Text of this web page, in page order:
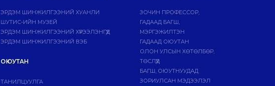
ЭРДЭМ ШИНЖИЛГЭЭНИЙ ХУАНЛИ
ШУТИС-ИЙН МУЗЕЙ
ЭРДЭМ ШИНЖИЛГЭЭНИЙ ХҮРЭЭЛЭНГҮҮД
ЭРДЭМ ШИНЖИЛГЭЭНИЙ ВЭБ
ОЮУТАН
ТАНИЛЦУУЛГА
ЗОЧИН ПРОФЕССОР,
ГАДААД БАГШ,
МЭРГЭЖИЛТЭН
ГАДААД ОЮУТАН
ОЛОН УЛСЫН ХӨТӨЛБӨР,
ТӨСЛҮҮД
БАГШ, ОЮУТНУУДАД
ЗОРИУЛСАН МЭДЭЭЛЭЛ